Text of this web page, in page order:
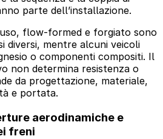
parte dell’installazione.
flow-formed e forgiato sono
diversi, mentre alcuni veicoli
o componenti compositi. Il
non determina resistenza o
da progettazione, materiale,
e portata.
aerodinamiche e
freni